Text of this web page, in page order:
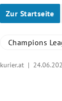
Zur Startseite
Champions
kurier.at |